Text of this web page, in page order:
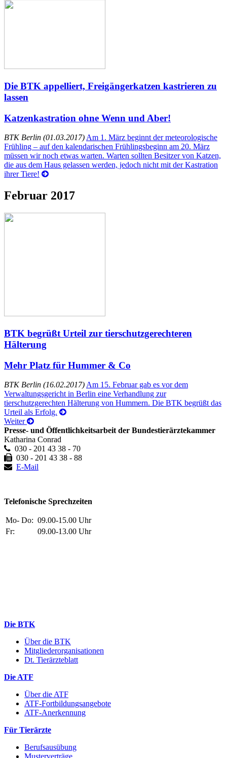
Die BTK appelliert, Freigängerkatzen kastrieren zu
lassen
Katzenkastration ohne Wenn und Aber!
BTK Berlin (01.03.2017) Am 1. März beginnt der meteorologische
Frühling – auf den kalendarischen Frühlingsbeginn am 20. März
müssen wir noch etwas warten. Warten sollten Besitzer von Katzen,
die aus dem Haus gelassen werden, jedoch nicht mit der Kastration
ihrer Tiere!
Februar 2017
BTK begrüßt Urteil zur tierschutzgerechteren
Hälterung
Mehr Platz für Hummer & Co
BTK Berlin (16.02.2017) Am 15. Februar gab es vor dem
Verwaltungsgericht in Berlin eine Verhandlung zur
tierschutzgerechten Hälterung von Hummern. Die BTK begrüßt das
Urteil als Erfolg.
Weiter
Presse- und Öffentlichkeitsarbeit der Bundestierärztekammer
Katharina Conrad
030 - 201 43 38 - 70
030 - 201 43 38 - 88
E-Mail
Telefonische Sprechzeiten
Mo- Do: 09.00-15.00 Uhr
Fr:
09.00-13.00 Uhr
Die BTK
Über die BTK
Mitgliederorganisationen
Dt. Tierärzteblatt
Die ATF
Über die ATF
ATF-Fortbildungsangebote
ATF-Anerkennung
Für Tierärzte
Berufsausübung